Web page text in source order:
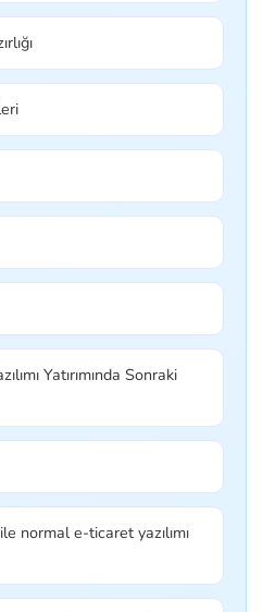
Yatırımında Sonraki
normal e-ticaret yazılımı